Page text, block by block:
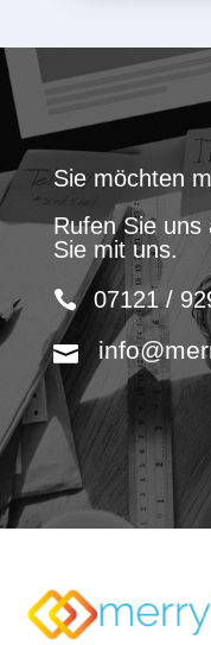
Sie möchten
Rufen Sie uns
Sie mit uns.
07121 /